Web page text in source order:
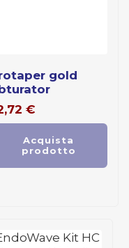
€
Acquista
prodotto